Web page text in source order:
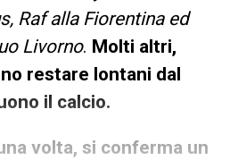
Raf alla Fiorentina ed
Livorno. Molti altri,
restare lontani dal
il calcio.
volta, si conferma un